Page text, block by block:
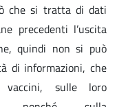
che si tratta di dati
precedenti l’uscita
quindi non si può
di informazioni, che
sulle loro